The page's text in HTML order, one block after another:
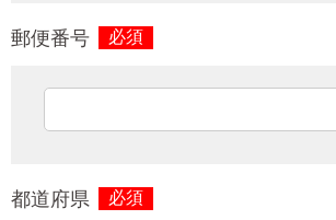
郵便番号 必須
都道府県 必須